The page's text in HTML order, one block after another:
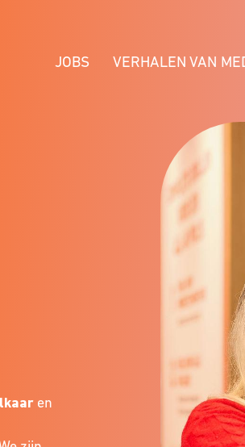
JOBS VERHALEN VAN
en